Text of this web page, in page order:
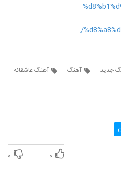
جدید آهنگ
آهنگ عاشقانه
۰ ۰